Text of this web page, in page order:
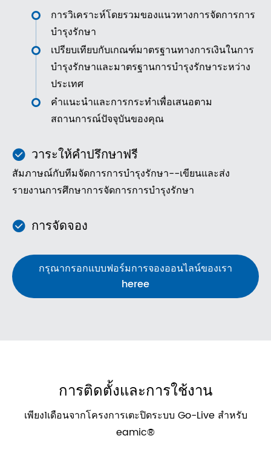
การวิเคราะห์โดยรวมของแนวทางการจัดการการ
บำรุงรักษา
เปรียบเทียบกับเกณฑ์มาตรฐานทางการเงินในการ
บำรุงรักษาและมาตรฐานการบำรุงรักษาระหว่าง
ประเทศ
คำแนะนำและการกระทำเพื่อเสนอตาม
สถานการณ์ปัจจุบันของคุณ
วาระให้คำปรึกษาฟรี
สัมภาษณ์กับทีมจัดการการบำรุงรักษา--เขียนและส่ง
รายงานการศึกษาการจัดการการบำรุงรักษา
การจัดจอง
กรุณากรอกแบบฟอร์มการจองออนไลน์ของเรา
heree
การติดตั้งและการใช้งาน
เพียง1เดือนจากโครงการเตะปิดระบบ Go-Live สำหรับ
eamic®